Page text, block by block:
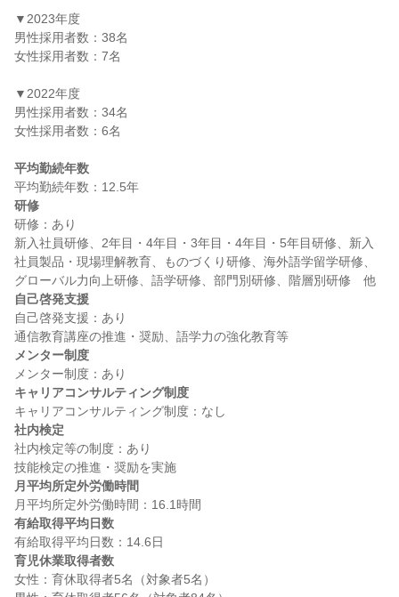
▼2023年度
男性採用者数：38名
女性採用者数：7名
▼2022年度
男性採用者数：34名
女性採用者数：6名
平均勤続年数
研修
研修：あり
新入社員研修、2年目・4年目・3年目・4年目・5年目研修、新入
社員製品・現場理解教育、ものづくり研修、海外語学留学研修、
自己啓発支援
自己啓発支援：あり
メンター制度
キャリアコンサルティング制度
社内検定
社内検定等の制度：あり
月平均所定外労働時間
有給取得平均日数
育児休業取得者数
女性：育休取得者5名（対象者5名）